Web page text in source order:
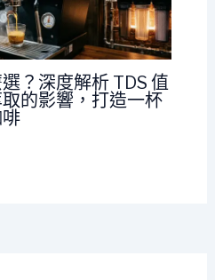
？深度解析 TDS 值
的影響，打造一杯